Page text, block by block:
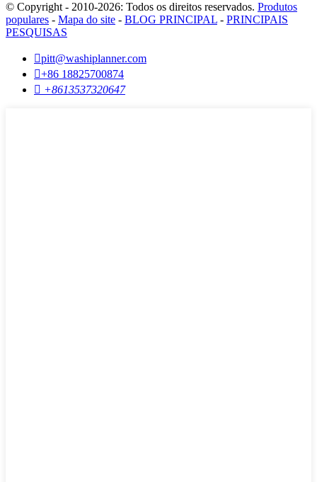
© Copyright - 2010-2026: Todos os direitos reservados. Produtos
populares - Mapa do site - BLOG PRINCIPAL - PRINCIPAIS
PESQUISAS
pitt@washiplanner.com
+86 18825700874
 +8613537320647